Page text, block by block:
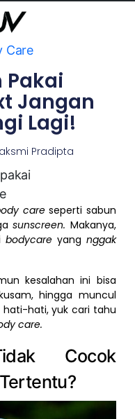
Care
Pakai
Jangan
Lagi!
Pradipta
careseperti sabun
sunscreen. Makanya,
bodycare yang nggak
kesalahan ini bisa
hingga muncul
hati-hati, yuk cari tahu
care.
Cocok